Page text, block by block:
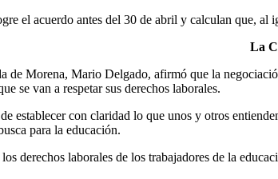
el acuerdo antes del 30 de abril y calculan que,
La
de Morena, Mario Delgado, afirmó que la
se van a respetar sus derechos laborales.
establecer con claridad lo que unos y otros
para la educación.
derechos laborales de los trabajadores de la